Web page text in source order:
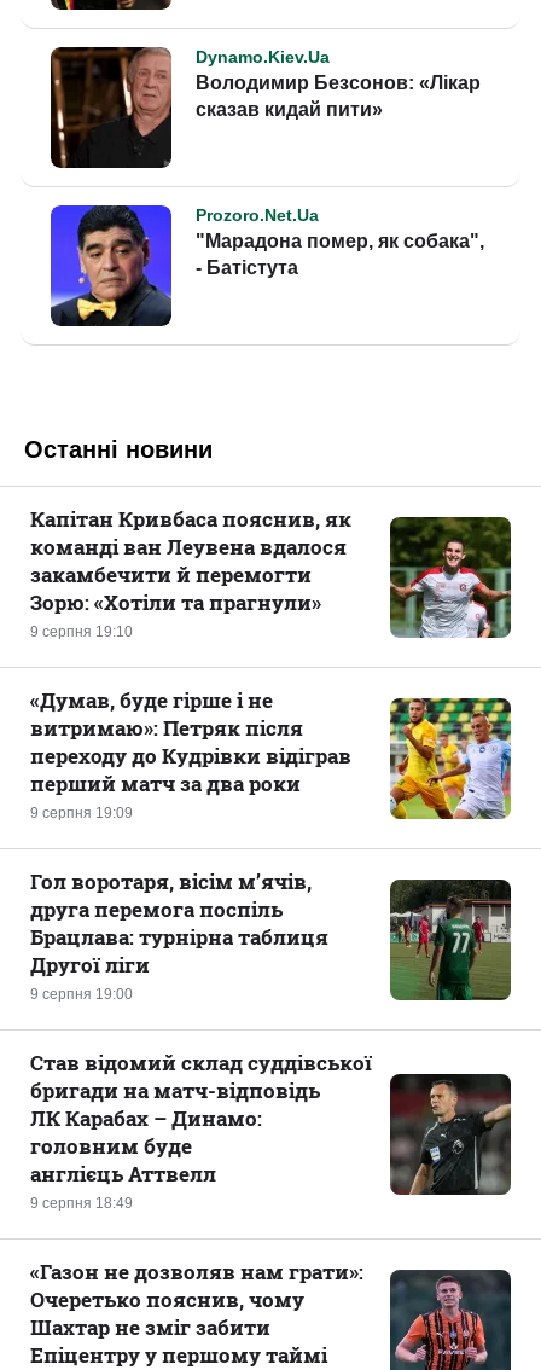
Останні новини
9 серпня 19:10
Капітан Кривбаса пояснив, як
команді ван Леувена вдалося
закамбечити й перемогти
Зорю: «Хотіли та прагнули»
9 серпня 19:09
«Думав, буде гірше і не
витримаю»: Петряк після
переходу до Кудрівки відіграв
перший матч за два роки
9 серпня 19:00
Гол воротаря, вісім м’ячів,
друга перемога поспіль
Брацлава: турнірна таблиця
Другої ліги
9 серпня 18:49
Став відомий склад суддівської
бригади на матч-відповідь
ЛК Карабах – Динамо:
головним буде
англієць Аттвелл
«Газон не дозволяв нам грати»:
Очеретько пояснив, чому
Шахтар не зміг забити
Епіцентру у першому таймі